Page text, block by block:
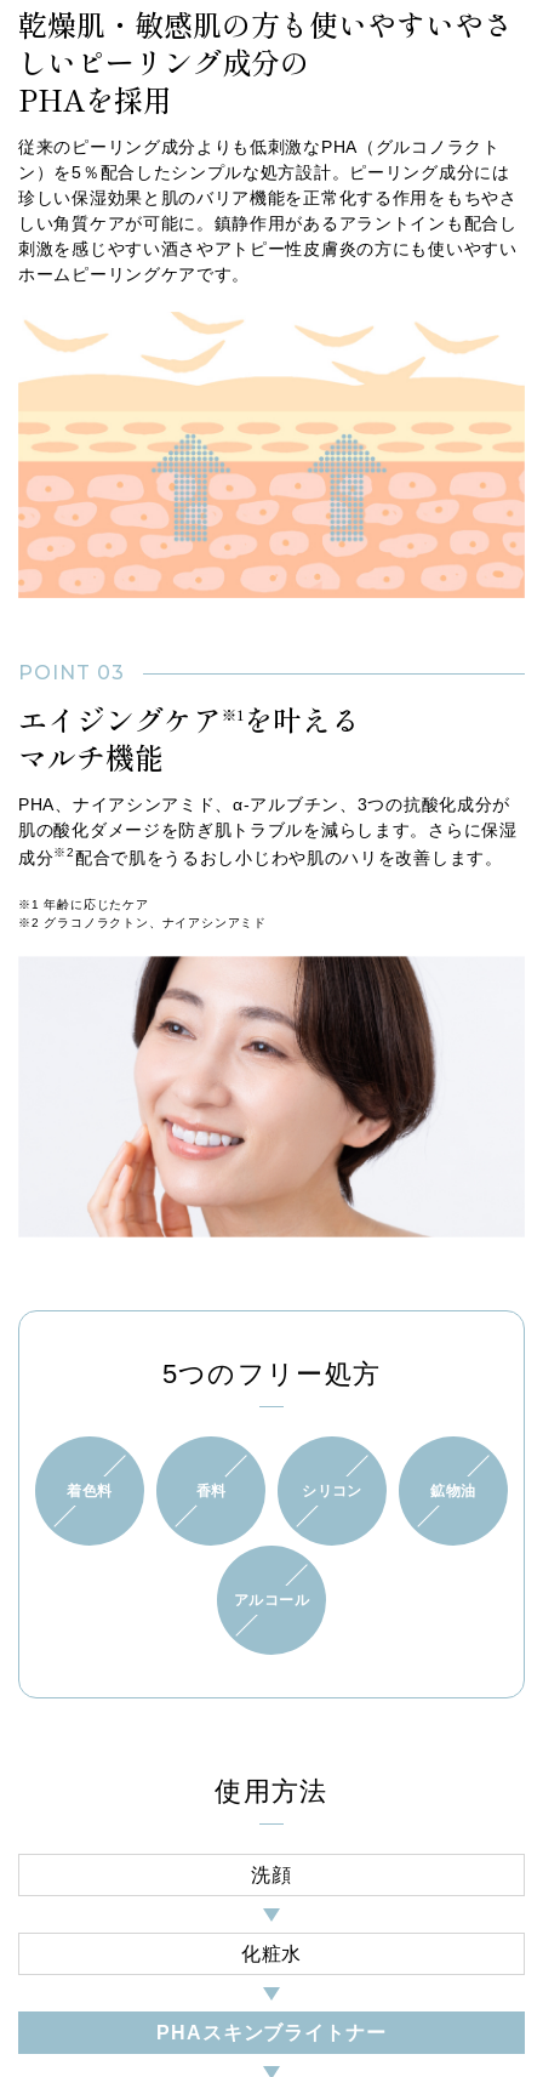
乾燥肌・敏感肌の方も使いやすいやさ
しいピーリング成分の
PHAを採用
従来のピーリング成分よりも低刺激なPHA（グルコノラクト
ン）を5％配合したシンプルな処方設計。ピーリング成分には
珍しい保湿効果と肌のバリア機能を正常化する作用をもちやさ
しい角質ケアが可能に。鎮静作用があるアラントインも配合し
刺激を感じやすい酒さやアトピー性皮膚炎の方にも使いやすい
ホームピーリングケアです。
POINT 03
エイジングケア ※1 を叶える
マルチ機能
PHA、ナイアシンアミド、α-アルブチン、3つの抗酸化成分が
肌の酸化ダメージを防ぎ肌トラブルを減らします。さらに保湿
成分※2配合で肌をうるおし小じわや肌のハリを改善します。
※1 年齢に応じたケア
※2 グラコノラクトン、ナイアシンアミド
5つのフリー処方
着色料 香料 シリコン 鉱物油
アルコール
使用方法
洗顔
化粧水
PHAスキンブライトナー